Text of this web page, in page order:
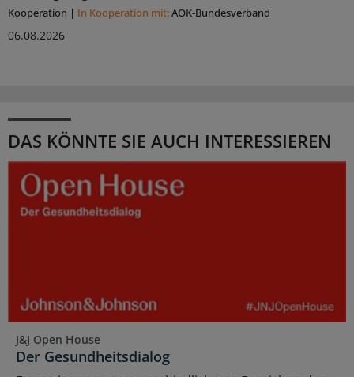
Kooperation | In Kooperation mit:AOK-Bundesverband
06.08.2026
DAS KÖNNTE SIE AUCH INTERESSIEREN
J&J Open House
Der Gesundheitsdialog